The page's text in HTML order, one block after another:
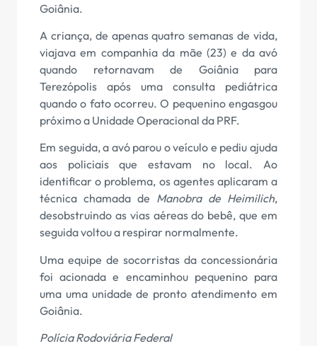
Goiânia.
A criança, de apenas quatro semanas de vida,
viajava em companhia da mãe (23) e da avó
quando retornavam de Goiânia para
Terezópolis após uma consulta pediátrica
quando o fato ocorreu. O pequenino engasgou
próximo a Unidade Operacional da PRF.
Em seguida, a avó parou o veículo e pediu ajuda
aos policiais que estavam no local. Ao
identificar o problema, os agentes aplicaram a
técnica chamada de Manobra de Heimilich,
desobstruindo as vias aéreas do bebê, que em
seguida voltou a respirar normalmente.
Uma equipe de socorristas da concessionária
foi acionada e encaminhou pequenino para
uma uma unidade de pronto atendimento em
Goiânia.
Polícia Rodoviária Federal